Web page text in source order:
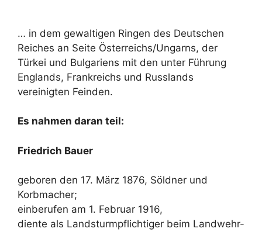
… in dem gewaltigen Ringen des Deutschen
Reiches an Seite Österreichs/Ungarns, der
Türkei und Bulgariens mit den unter Führung
Englands, Frankreichs und Russlands
vereinigten Feinden.
Es nahmen daran teil:
Friedrich Bauer
geboren den 17. März 1876, Söldner und
Korbmacher;
einberufen am 1. Februar 1916,
diente als Landsturmpflichtiger beim Landwehr-